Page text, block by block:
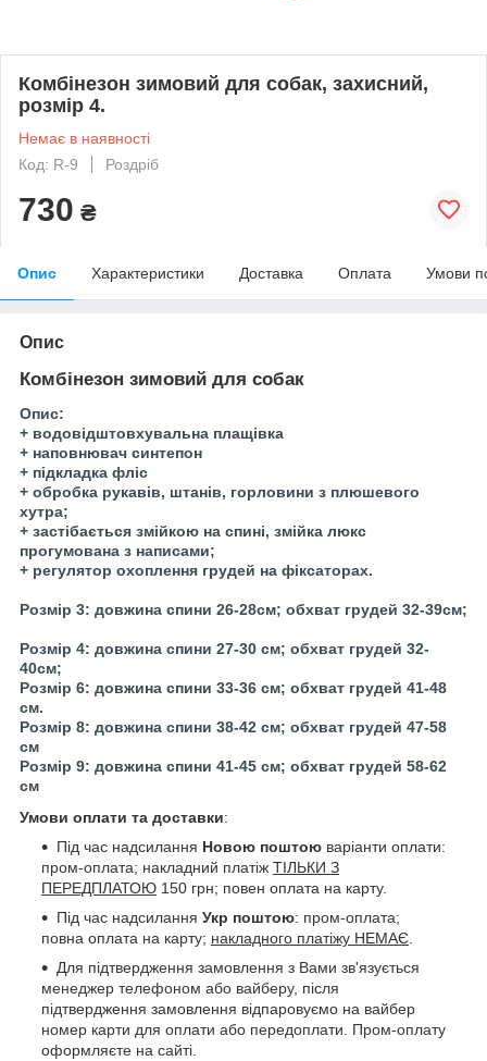
Комбінезон зимовий для собак, захисний,
розмір 4.
Немає в наявності
Код: R-9
Роздріб
730 ₴
Опис Характеристики Доставка Оплата Умови
Опис
Комбінезон зимовий для собак
Опис:
+ водовідштовхувальна плащівка
+ наповнювач синтепон
+ підкладка фліс
+ обробка рукавів, штанів, горловини з плюшевого
хутра;
+ застібається змійкою на спині, змійка люкс
прогумована з написами;
+ регулятор охоплення грудей на фіксаторах.
Розмір 3: довжина спини 26-28см; обхват грудей 32-39см;
Розмір 4: довжина спини 27-30 см; обхват грудей 32-
40см;
Розмір 6: довжина спини 33-36 см; обхват грудей 41-48
см.
Розмір 8: довжина спини 38-42 см; обхват грудей 47-58
см
Розмір 9: довжина спини 41-45 см; обхват грудей 58-62
см
Умови оплати та доставки:
Під час надсилання Новою поштою варіанти оплати:
пром-оплата; накладний платіж ТІЛЬКИ З
ПЕРЕДПЛАТОЮ 150 грн; повен оплата на карту.
Під час надсилання Укр поштою: пром-оплата;
повна оплата на карту; накладного платіжу НЕМАЄ.
Для підтвердження замовлення з Вами зв'язується
менеджер телефоном або вайберу, після
підтвердження замовлення відпаровуємо на вайбер
номер карти для оплати або передоплати. Пром-оплату
оформляєте на сайті.